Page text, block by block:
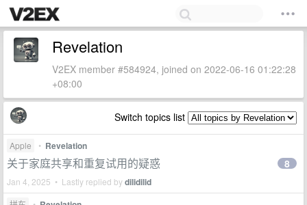
Revelation
V2EX member #584924, joined on 2022-06-16 01:22:28
+08:00
Switch topics list
Apple • Revelation
关于家庭共享和重复试用的疑惑
Jan 4, 2025 • Lastly replied bydilidilid
8